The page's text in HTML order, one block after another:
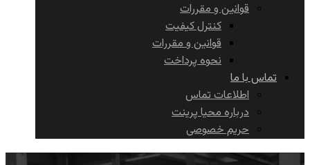
قوانین و مقررات
کنترل کیفیت
قوانین و مقررات
نحوه پرداخت
تماس با ما
اطلاعات تماس
درباره محیا پرینت
حریم خصوصی